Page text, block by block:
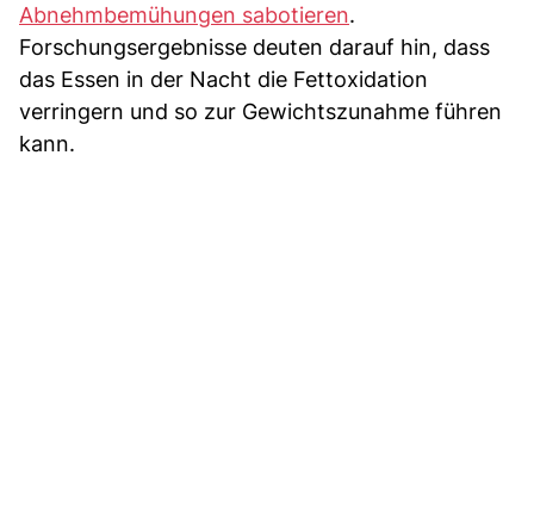
Abnehmbemühungen sabotieren.
Forschungsergebnisse deuten darauf hin, dass
das Essen in der Nacht die Fettoxidation
verringern und so zur Gewichtszunahme führen
kann.